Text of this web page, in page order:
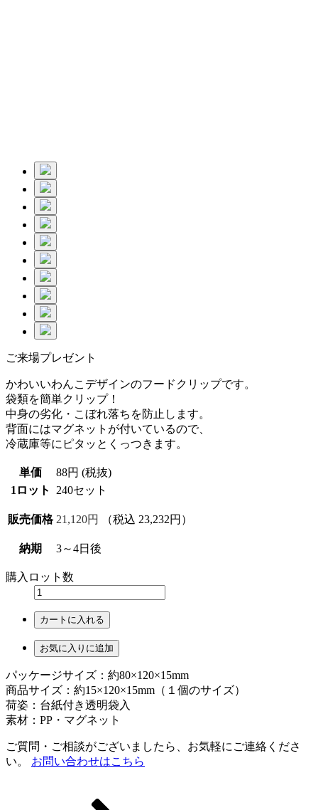
ご来場プレゼント
かわいいわんこデザインのフードクリップです。
袋類を簡単クリップ！
中身の劣化・こぼれ落ちを防止します。
背面にはマグネットが付いているので、
冷蔵庫等にピタッとくっつきます。
単価
88円 (税抜)
1ロット
240セット
販売価格 21,120円 （税込 23,232円）
納期 3～4日後
購入ロット数
カートに入れる
お気に入りに追加
パッケージサイズ：約80×120×15mm
商品サイズ：約15×120×15mm（１個のサイズ）
荷姿：台紙付き透明袋入
素材：PP・マグネット
ご質問・ご相談がございましたら、お気軽にご連絡くださ
い。
お問い合わせはこちら